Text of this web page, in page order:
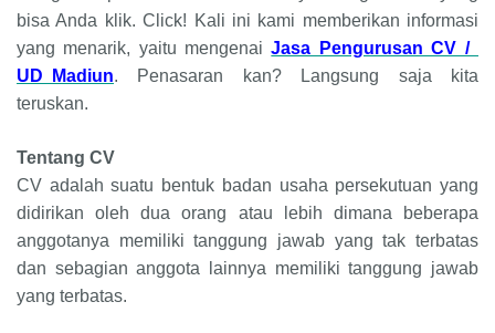
bisa Anda klik. Click! Kali ini kami memberikan informasi
yang menarik, yaitu mengenaiJasa Pengurusan CV /
UD Madiun. Penasaran kan? Langsung saja kita
teruskan.
Tentang CV
CV adalah suatu bentuk badan usaha persekutuan yang
didirikan oleh dua orang atau lebih dimana beberapa
anggotanya memiliki tanggung jawab yang tak terbatas
dan sebagian anggota lainnya memiliki tanggung jawab
yang terbatas.